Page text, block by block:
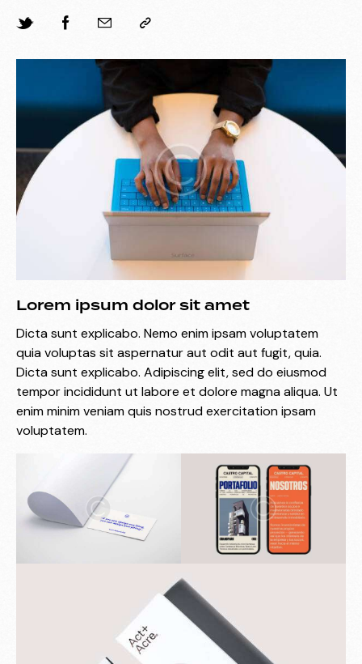
Lorem ipsum dolor sit amet
Dicta sunt explicabo. Nemo enim ipsam voluptatem
quia voluptas sit aspernatur aut odit aut fugit, quia.
Dicta sunt explicabo. Adipiscing elit, sed do eiusmod
tempor incididunt ut labore et dolore magna aliqua. Ut
enim minim veniam quis nostrud exercitation ipsam
voluptatem.